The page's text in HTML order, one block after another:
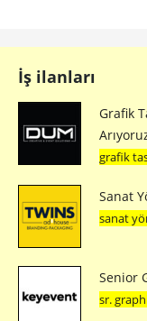
İş ilanları
Grafik
grafik
Sanat
sanat
Senior
sr.